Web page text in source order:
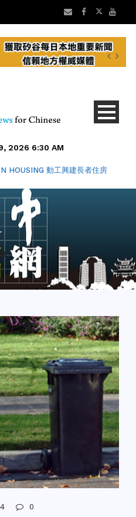
2026 6:30 AM
HOUSING 動工興建長者住房
0